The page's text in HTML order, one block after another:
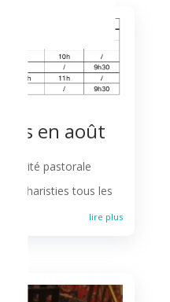
en août
Unité pastorale
Eucharisties tous les
lire plus